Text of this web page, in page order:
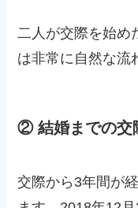
二人が交際を始め
は非常に自然な流
② 結婚までの交
交際から3年間が